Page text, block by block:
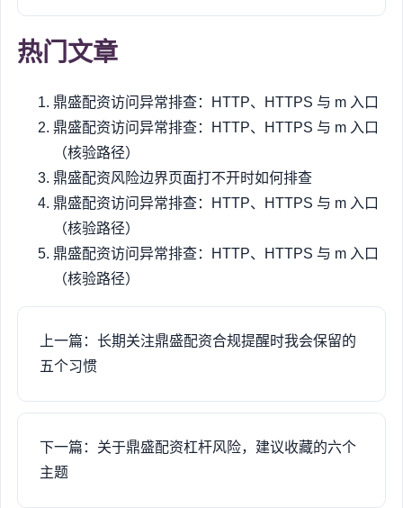
热门文章
鼎盛配资访问异常排查：HTTP、HTTPS 与 m 入口
鼎盛配资访问异常排查：HTTP、HTTPS 与 m 入口
（核验路径）
鼎盛配资风险边界页面打不开时如何排查
鼎盛配资访问异常排查：HTTP、HTTPS 与 m 入口
（核验路径）
鼎盛配资访问异常排查：HTTP、HTTPS 与 m 入口
（核验路径）
上一篇：长期关注鼎盛配资合规提醒时我会保留的
五个习惯
下一篇：关于鼎盛配资杠杆风险，建议收藏的六个
主题